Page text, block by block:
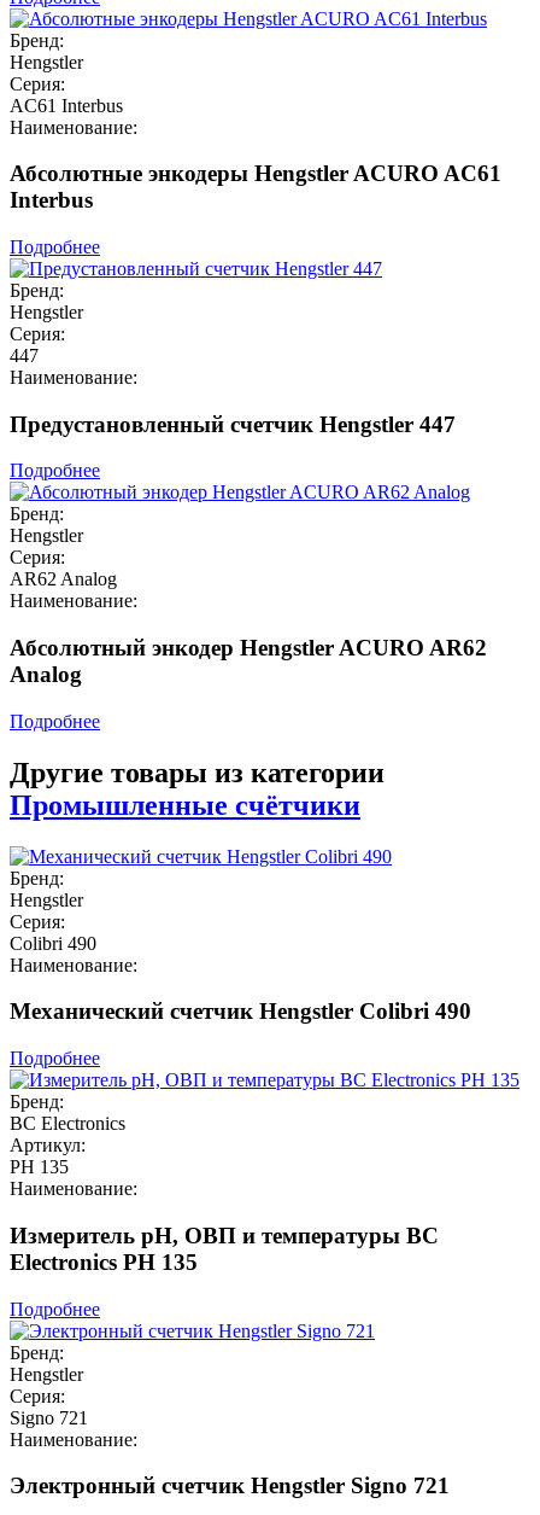
Бренд:
Hengstler
Серия:
AC61 Interbus
Наименование:
Абсолютные энкодеры Hengstler ACURO AC61
Interbus
Подробнее
Бренд:
Hengstler
Серия:
447
Наименование:
Предустановленный счетчик Hengstler 447
Подробнее
Бренд:
Hengstler
Серия:
AR62 Analog
Наименование:
Абсолютный энкодер Hengstler ACURO AR62
Analog
Подробнее
Другие товары из категории
Промышленные счётчики
Бренд:
Hengstler
Серия:
Colibri 490
Наименование:
Механический счетчик Hengstler Colibri 490
Подробнее
Бренд:
BC Electronics
Артикул:
PH 135
Наименование:
Измеритель pH, ОВП и температуры BC
Electronics PH 135
Подробнее
Бренд:
Hengstler
Серия:
Signo 721
Наименование:
Электронный счетчик Hengstler Signo 721